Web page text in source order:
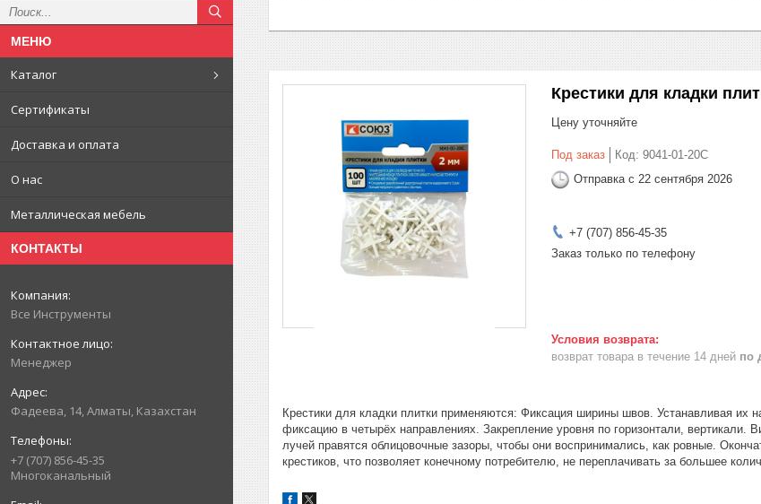
Каталог
Сертификаты
Доставка и оплата
О нас
Металлическая мебель
КОНТАКТЫ
Все Инструменты
Менеджер
Фадеева, 14, Алматы, Казахстан
+7 (707) 856-45-35
Многоканальный
Крестики для кладки
Цену уточняйте
Под заказ Код: 9041-01-20С
Отправка с 22 сентября 2026
+7 (707) 856-45-35
Заказ только по телефону
возврат товара в течение 14 дней по
Крестики для кладки плитки применяются: Фиксация ширины швов. Устанавливая их
фиксацию в четырёх направлениях. Закрепление уровня по горизонтали, вертикали.
лучей правятся облицовочные зазоры, чтобы они воспринимались, как ровные.
крестиков, что позволяет конечному потребителю, не переплачивать за большее